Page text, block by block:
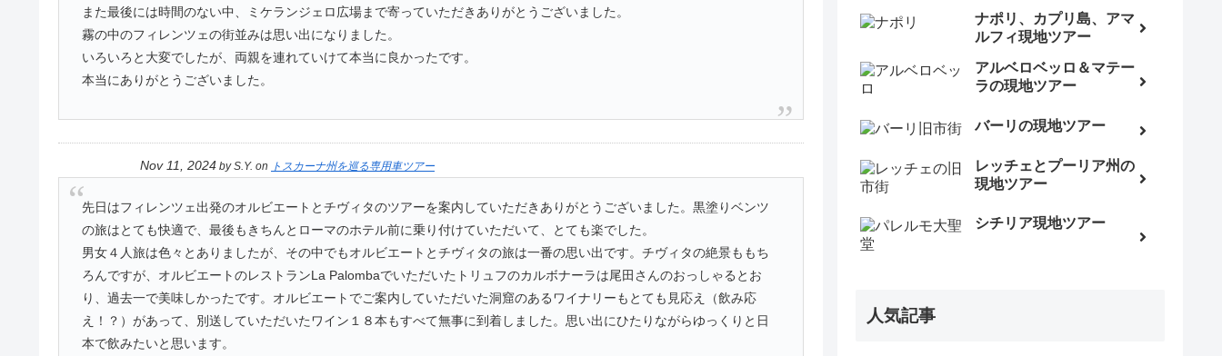
また最後には時間のない中、ミケランジェロ広場まで寄っていただきありがとうございました。
霧の中のフィレンツェの街並みは思い出になりました。
いろいろと大変でしたが、両親を連れていけて本当に良かったです。
本当にありがとうございました。
Nov 11, 2024 byS.Y. on トスカーナ州を巡る専用車ツアー
先日はフィレンツェ出発のオルビエートとチヴィタのツアーを案内していただきありがとうございました。黒塗りベンツ
の旅はとても快適で、最後もきちんとローマのホテル前に乗り付けていただいて、とても楽でした。
男女４人旅は色々とありましたが、その中でもオルビエートとチヴィタの旅は一番の思い出です。チヴィタの絶景ももち
ろんですが、オルビエートのレストランLa Palombaでいただいたトリュフのカルボナーラは尾田さんのおっしゃるとお
り、過去一で美味しかったです。オルビエートでご案内していただいた洞窟のあるワイナリーもとても見応え（飲み応
え！？）があって、別送していただいたワイン１８本もすべて無事に到着しました。思い出にひたりながらゆっくりと日
本で飲みたいと思います。
ナポリ、カプリ島、アマ
ルフィ現地ツアー
アルベロベッロ＆マテー
ラの現地ツアー
バーリの現地ツアー
レッチェとプーリア州の
現地ツアー
シチリア現地ツアー
人気記事